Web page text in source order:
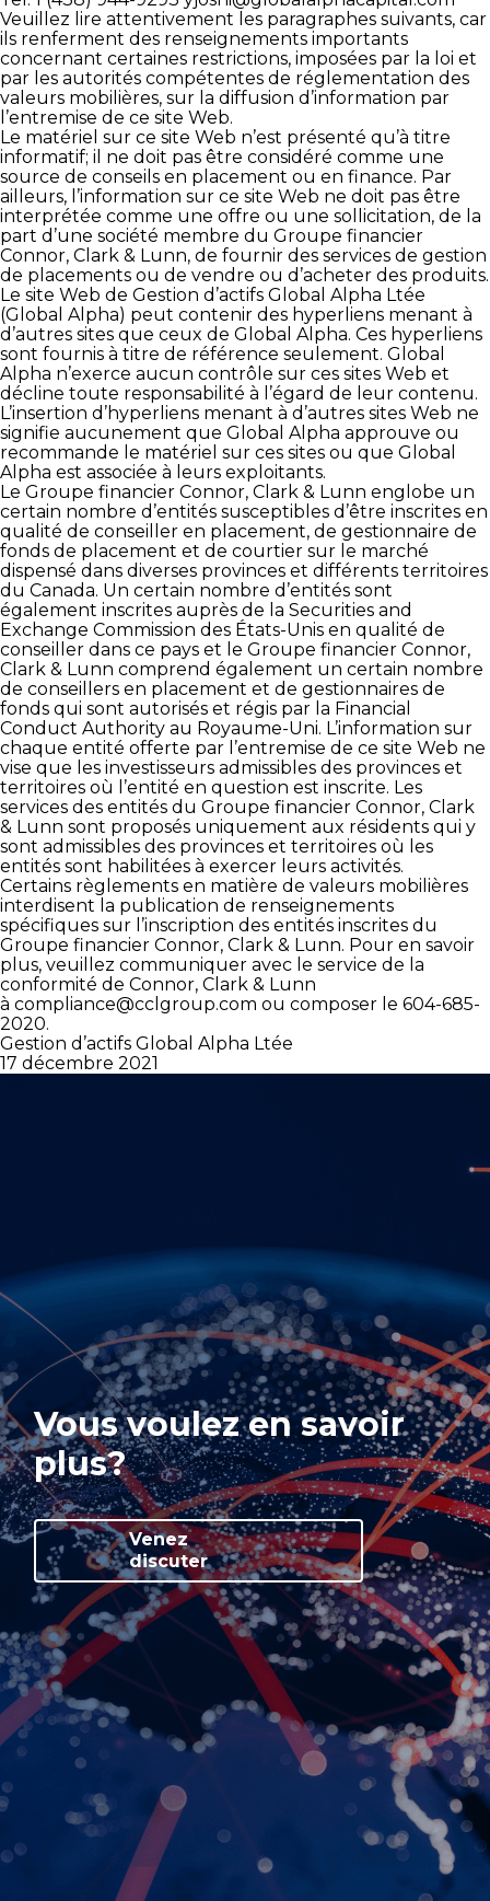
Veuillez lire attentivement les paragraphes suivants, car
ils renferment des renseignements importants
concernant certaines restrictions, imposées par la loi et
par les autorités compétentes de réglementation des
valeurs mobilières, sur la diffusion d’information par
l’entremise de ce site Web.
Le matériel sur ce site Web n’est présenté qu’à titre
informatif; il ne doit pas être considéré comme une
source de conseils en placement ou en finance. Par
ailleurs, l’information sur ce site Web ne doit pas être
interprétée comme une offre ou une sollicitation, de la
part d’une société membre du Groupe financier
Connor, Clark & Lunn, de fournir des services de gestion
de placements ou de vendre ou d’acheter des produits.
Le site Web de Gestion d’actifs Global Alpha Ltée
(Global Alpha) peut contenir des hyperliens menant à
d’autres sites que ceux de Global Alpha. Ces hyperliens
sont fournis à titre de référence seulement. Global
Alpha n’exerce aucun contrôle sur ces sites Web et
décline toute responsabilité à l’égard de leur contenu.
L’insertion d’hyperliens menant à d’autres sites Web ne
signifie aucunement que Global Alpha approuve ou
recommande le matériel sur ces sites ou que Global
Alpha est associée à leurs exploitants.
Le Groupe financier Connor, Clark & Lunn englobe un
certain nombre d’entités susceptibles d’être inscrites en
qualité de conseiller en placement, de gestionnaire de
fonds de placement et de courtier sur le marché
dispensé dans diverses provinces et différents territoires
du Canada. Un certain nombre d’entités sont
également inscrites auprès de la Securities and
Exchange Commission des États-Unis en qualité de
conseiller dans ce pays et le Groupe financier Connor,
Clark & Lunn comprend également un certain nombre
de conseillers en placement et de gestionnaires de
fonds qui sont autorisés et régis par la Financial
Conduct Authority au Royaume-Uni. L’information sur
chaque entité offerte par l’entremise de ce site Web ne
vise que les investisseurs admissibles des provinces et
territoires où l’entité en question est inscrite. Les
services des entités du Groupe financier Connor, Clark
& Lunn sont proposés uniquement aux résidents qui y
sont admissibles des provinces et territoires où les
entités sont habilitées à exercer leurs activités.
Certains règlements en matière de valeurs mobilières
interdisent la publication de renseignements
spécifiques sur l’inscription des entités inscrites du
Groupe financier Connor, Clark & Lunn. Pour en savoir
plus, veuillez communiquer avec le service de la
conformité de Connor, Clark & Lunn
à compliance@cclgroup.com ou composer le 604-685-
2020.
Gestion d’actifs Global Alpha Ltée
17 décembre 2021
Vous voulez en savoir
plus?
Venez
discuter